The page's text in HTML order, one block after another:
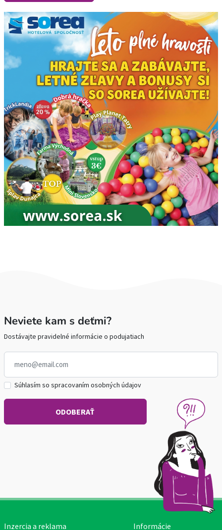
Neviete kam s deťmi?
Dostávajte pravidelné informácie o podujatiach
Súhlasím so spracovaním osobných údajov
Inzercia a reklama Informácie